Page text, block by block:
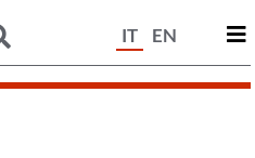
IT EN